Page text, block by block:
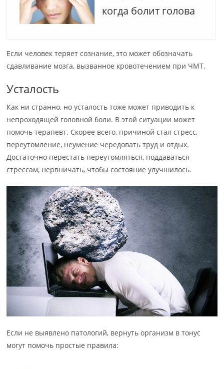
когда болит голова
Если человек теряет сознание, это может обозначать
сдавливание мозга, вызванное кровотечением при ЧМТ.
Усталость
Как ни странно, но усталость тоже может приводить к
непроходящей головной боли. В этой ситуации может
помочь терапевт. Скорее всего, причиной стал стресс,
переутомление, неумение чередовать труд и отдых.
Достаточно перестать переутомляться, поддаваться
стрессам, нервничать, чтобы состояние улучшилось.
Если не выявлено патологий, вернуть организм в тонус
могут помочь простые правила: